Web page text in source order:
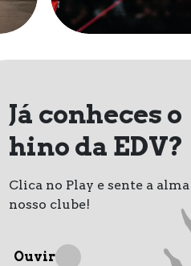
Já conheces o
hino da EDV?
Clica no Play e sente a alma
nosso clube!
Ouvir